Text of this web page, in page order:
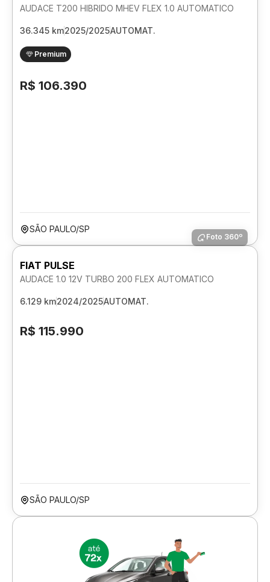
AUDACE T200 HIBRIDO MHEV FLEX 1.0 AUTOMATICO
36.345 km2025/2025AUTOMAT.
Premium
R$ 106.390
SÃO PAULO/SP
Foto 360º
FIAT PULSE
AUDACE 1.0 12V TURBO 200 FLEX AUTOMATICO
6.129 km2024/2025AUTOMAT.
R$ 115.990
SÃO PAULO/SP